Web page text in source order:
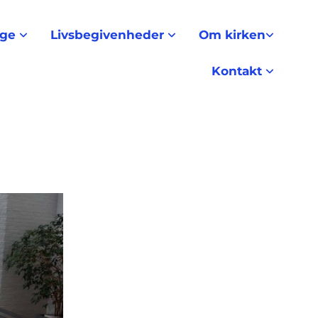
Livsbegivenheder Om kirken
Kontakt